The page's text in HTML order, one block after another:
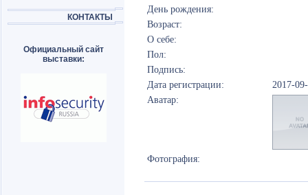
КОНТАКТЫ
Официальный сайт
выставки:
День рождения:
Возраст:
О себе:
Пол:
Подпись:
Дата регистрации:
2017-
Аватар:
Фотография: